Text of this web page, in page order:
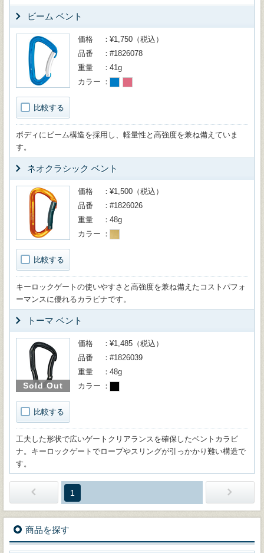
ビーム ベント
比較する
価格
¥1,750（税込）
品番
#1826078
重量
41g
カラー
ボディにビーム構造を採用し、軽量性と高強度を兼ね備えていま
す。
ネオクラシック ベント
比較する
価格
¥1,500（税込）
品番
#1826026
重量
48g
カラー
キーロックゲートの使いやすさと高強度を兼ね備えたコストパフォ
ーマンスに優れるカラビナです。
トーマ ベント
Sold Out
比較する
価格
¥1,485（税込）
品番
#1826039
重量
48g
カラー
工夫した形状で広いゲートクリアランスを確保したベントカラビ
ナ。キーロックゲートでロープやスリングが引っかかり難い構造で
す。
1
商品を探す